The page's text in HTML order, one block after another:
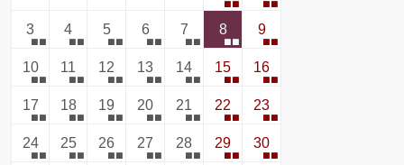
3 4 5 6 7 8 9
10 11 12 13 14 15 16
17 18 19 20 21 22 23
24 25 26 27 28 29 30